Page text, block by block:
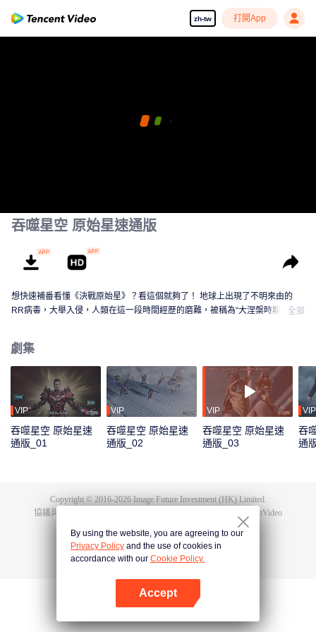
zh-tw 打開App
吞噬星空 原始星速通版
想快速補番看懂《決戰原始星》？看這個就夠了！ 地球上出現了不明來由的
RR病毒，大舉入侵，人類在這一段時間經歷的磨難，被稱為“大涅槃時期”。在
是外部環境無形中對他施加的影響。家庭拮据，父母無法給予他更多幫助，只
能依靠自己的努力。最終，在不斷的艱苦磨礪下，羅峰不斷髮掘自身潛能，得
到了能力提升和自我價值的認可。
全部
劇集
VIP
吞噬星空 原始星速
通版_01
VIP
吞噬星空 原始星速
通版_02
VIP
吞噬星空 原始星速
通版_03
VIP
吞
通
Copyright © 2016-2026Image Future Investment (HK) Limited.
協議與條款
TencentVideo
By using the website, you are agreeing to our
Privacy Policy and the use of cookies in
accordance with our Cookie Policy.
Accept